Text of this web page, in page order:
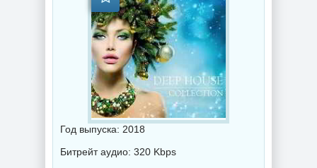
Год выпуска: 2018
Битрейт аудио: 320 Kbps